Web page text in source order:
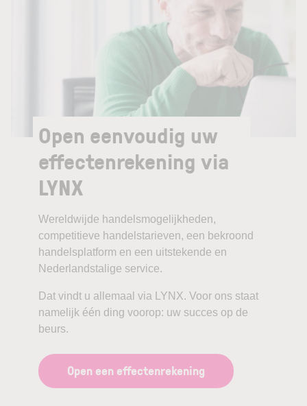
Open eenvoudig uw
effectenrekening via
LYNX
Wereldwijde handelsmogelijkheden,
competitieve handelstarieven, een bekroond
handelsplatform en een uitstekende en
Nederlandstalige service.
Dat vindt u allemaal via LYNX. Voor ons staat
namelijk één ding voorop: uw succes op de
beurs.
Open een effectenrekening